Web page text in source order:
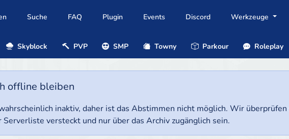
Suche FAQ Plugin Events Discord Werkzeuge
Skyblock PVP SMP Towny Parkour Roleplay
offline bleiben
inaktiv, daher ist das Abstimmen nicht möglich. Wir
versteckt und nur über das Archiv zugänglich sein.